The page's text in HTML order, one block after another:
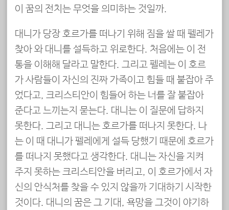
이 꿈의 전치는 무엇을 의미하는 것일까.
대니가 당장 호르가를 떠나기 위해 짐을 쌀 때 펠레가
찾아 와 대니를 설득하고 위로한다. 처음에는 이 전
통을 이해해 달라고 말한다. 그리고 펠레는 이 호르
가 사람들이 자신의 진짜 가족이고 힘들 때 붙잡아 주
었다고, 크리스티안이 힘들어 하는 너를 잘 붙잡아
준다고 느끼는지 묻는다. 대니는 이 질문에 답하지
못한다. 그리고 대니는 호르가를 떠나지 못한다. 나
는 이 때 대니가 펠레에게 설득 당했기 때문에 호르가
를 떠나지 못했다고 생각한다. 대니는 자신을 지켜
주지 못하는 크리스티안을 버리고, 이 호르가에서 자
신의 안식처를 찾을 수 있지 않을까 기대하기 시작한
것이다. 대니의 꿈은 그 기대, 욕망을 그것이 야기하